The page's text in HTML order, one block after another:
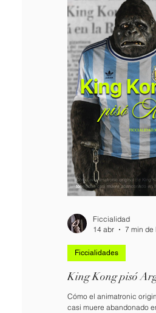
INTERNACIONAL
PERSONAJES
King Kong pisó
Cómo el animatronic
casi muere abandonado
Ficcialidades
Ficcialidad
14 abr
7 min de